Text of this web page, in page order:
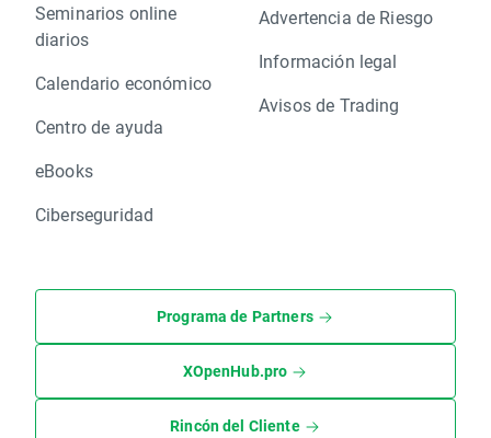
Seminarios online
diarios
Calendario económico
Centro de ayuda
eBooks
Ciberseguridad
Advertencia de Riesgo
Información legal
Avisos de Trading
Programa de Partners
XOpenHub.pro
Rincón del Cliente